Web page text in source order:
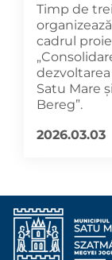
Timp de
cadrul
Satu Mare
Bereg”.
2026.03.03